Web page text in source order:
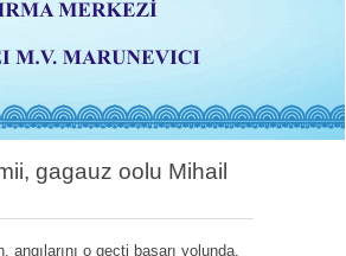
gagauz oolu Mihail
o geçti başarı yolunda.